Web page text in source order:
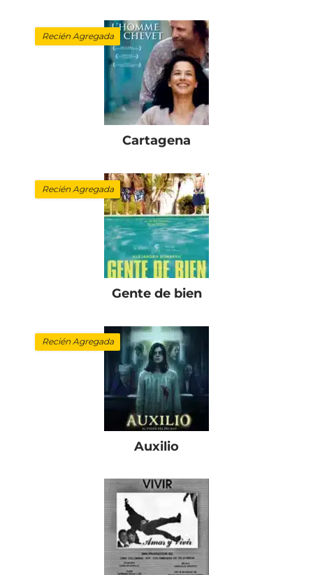
Recién Agregada
Cartagena
Recién Agregada
Gente de bien
Recién Agregada
Auxilio